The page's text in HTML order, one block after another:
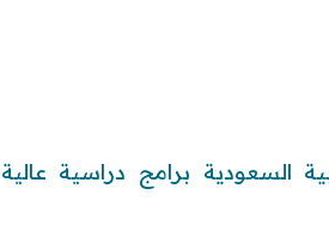
السعودية برامج دراسية عالية